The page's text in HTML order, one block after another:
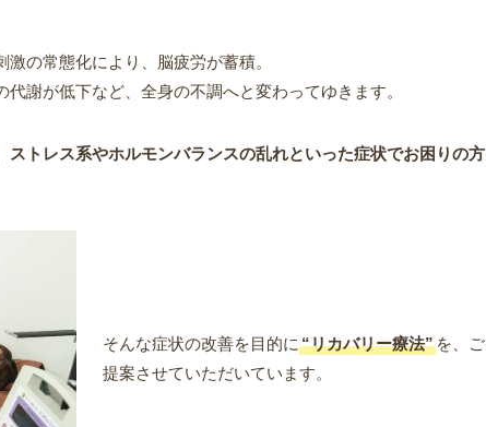
激の常態化により
、脳疲労が蓄積。
代謝が低下など、全身の不調へと変わってゆきます。
ストレス系やホルモンバランスの乱れといった症状でお困りの方
そんな症状の改善を目的に “リカバリー療法” を、ご
提案させていただいています。